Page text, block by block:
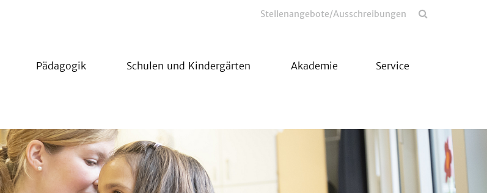
Stellenangebote/Ausschreibungen
Pädagogik Schulen und Kindergärten Akademie Service